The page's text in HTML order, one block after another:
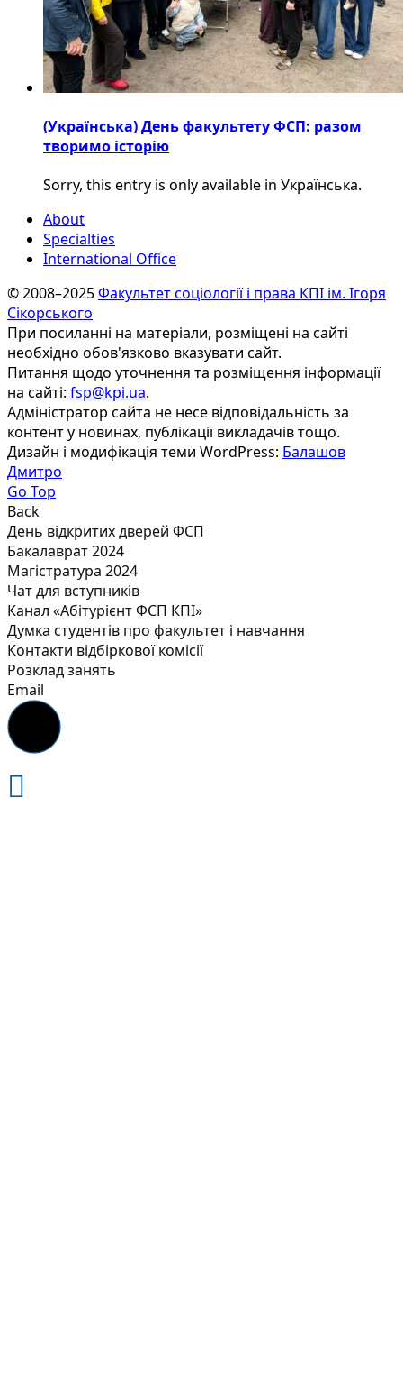
(Українська) День факультету ФСП: разом
творимо історію
Sorry, this entry is only available in Українська.
About
Specialties
International Office
© 2008–2025Факультет соціології і права КПІ ім. Ігоря
Сікорського
При посиланні на матеріали, розміщені на сайті
необхідно обов'язково вказувати сайт.
Питання щодо уточнення та розміщення інформації
на сайті: fsp@kpi.ua.
Адміністратор сайта не несе відповідальність за
контент у новинах, публікації викладачів тощо.
Дизайн і модифікація теми WordPress: Балашов
Дмитро
Go Top
Back
День відкритих дверей ФСП
Бакалаврат 2024
Магістратура 2024
Чат для вступників
Канал «Абітурієнт ФСП КПІ»
Думка студентів про факультет і навчання
Контакти відбіркової комісії
Розклад занять
Email